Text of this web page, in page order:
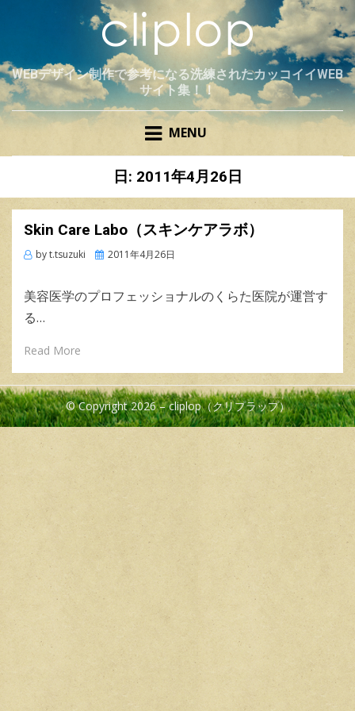
WEBデザイン制作で参考になる洗練されたカッコイイWEB
サイト集！！
MENU
日: 2011年4月26日
Skin Care Labo（スキンケアラボ）
byt.tsuzuki
Posted
2011年4月26日
美容医学のプロフェッショナルのくらた医院が運営す
る…
Read More
© Copyright 2026 –cliplop（クリプラップ）
Cambium Theme byBestBlogThemes⋅Powered byWordPress